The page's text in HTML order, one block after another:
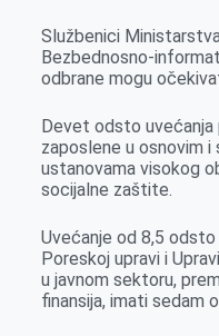
Službenici
Bezbednosno-
odbrane mogu
Devet odsto uvećanja
zaposlene u osnovim i
ustanovama visokog
socijalne zaštite.
Uvećanje od 8,5
Poreskoj upravi i
u javnom sektoru,
finansija, imati sedam